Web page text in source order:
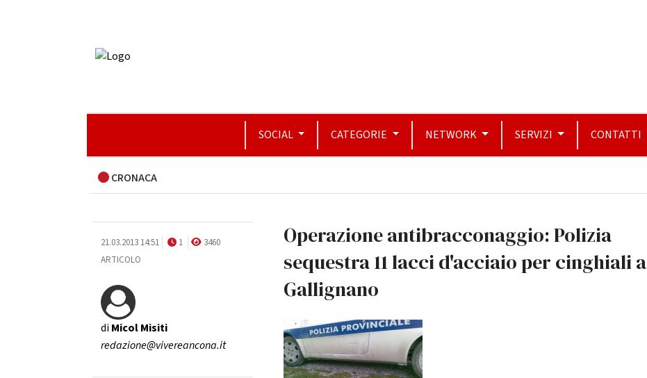
SOCIAL CATEGORIE NETWORK SERVIZI CONTATTI
CRONACA
21.03.2013 14:51 1
3460
ARTICOLO
diMicol Misiti
redazione@vivereancona.it
Operazione antibracconaggio: Polizia
sequestra 11 lacci d'acciaio per cinghiali a
Gallignano